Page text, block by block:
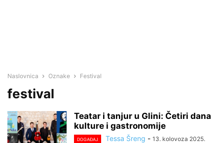
Naslovnica Oznake Festival
festival
Teatar i tanjur u Glini: Četiri dana
kulture i gastronomije
DOGAĐAJ Tessa Šreng - 13. kolovoza 2025.